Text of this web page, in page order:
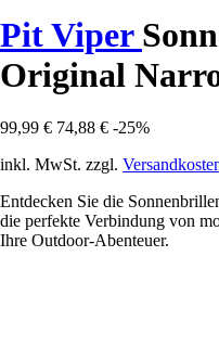
Pit Viper
Original
99,99 € 74,88 € -25%
inkl. MwSt. zzgl.
Entdecken Sie die
die perfekte Verbindung von
Ihre Outdoor-Abenteuer.